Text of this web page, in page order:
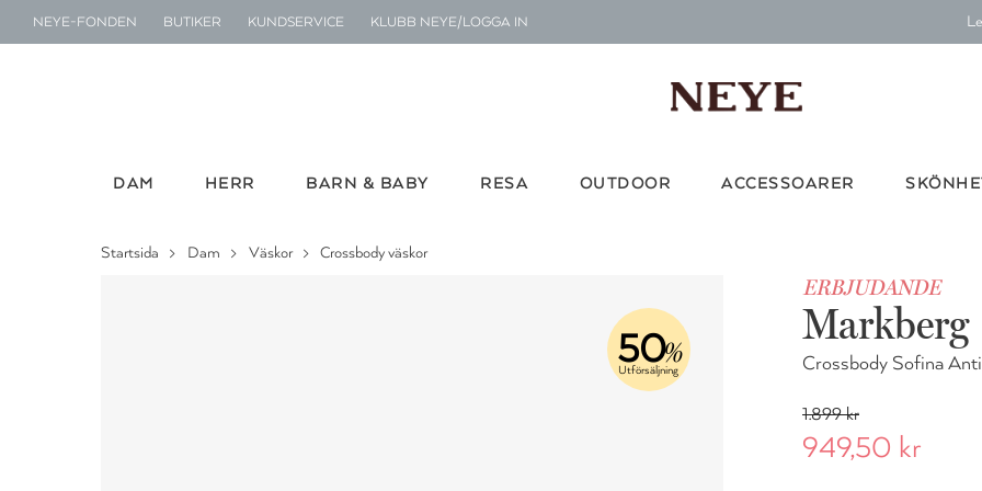
NEYE-FONDEN BUTIKER KUNDSERVICE KLUBB NEYE/LOGGA IN
Vi
DAM HERR BARN & BABY RESA OUTDOOR ACCESSOARER
Startsida Dam Väskor Crossbody väskor
50%
Utförsäljning
ERBJUDANDE
Markberg
Crossbody Sofina
1.899 kr
949,50 kr